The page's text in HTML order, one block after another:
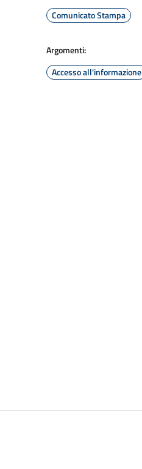
Comunicato Stampa
Argomenti:
Accesso all'informazione